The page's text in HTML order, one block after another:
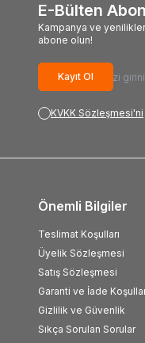
E-Bülten
Kampanya ve
abone olun!
Kayıt Ol
KVKK Sözleşmesi'ni
Önemli Bilgiler
Teslimat Koşulları
Üyelik Sözleşmesi
Satış Sözleşmesi
Garanti ve İade
Gizlilik ve Güvenlik
Sıkça Sorulan Sorular